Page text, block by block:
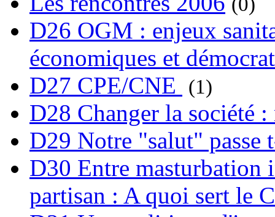
D26 OGM : enjeux
économiques et
D27 CPE/CNE
(1)
D28 Changer la société
D29 Notre "salut" passe
D30 Entre masturbation
partisan : A quoi sert le